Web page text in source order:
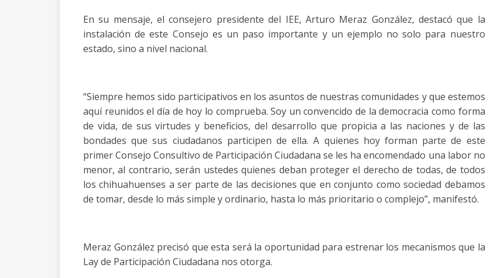
En su mensaje, el consejero presidente del IEE, Arturo Meraz González, destacó que la
instalación de este Consejo es un paso importante y un ejemplo no solo para nuestro
estado, sino a nivel nacional.
“Siempre hemos sido participativos en los asuntos de nuestras comunidades y que estemos
aquí reunidos el día de hoy lo comprueba. Soy un convencido de la democracia como forma
de vida, de sus virtudes y beneficios, del desarrollo que propicia a las naciones y de las
bondades que sus ciudadanos participen de ella. A quienes hoy forman parte de este
primer Consejo Consultivo de Participación Ciudadana se les ha encomendado una labor no
menor, al contrario, serán ustedes quienes deban proteger el derecho de todas, de todos
los chihuahuenses a ser parte de las decisiones que en conjunto como sociedad debamos
de tomar, desde lo más simple y ordinario, hasta lo más prioritario o complejo”, manifestó.
Meraz González precisó que esta será la oportunidad para estrenar los mecanismos que la
Lay de Participación Ciudadana nos otorga.